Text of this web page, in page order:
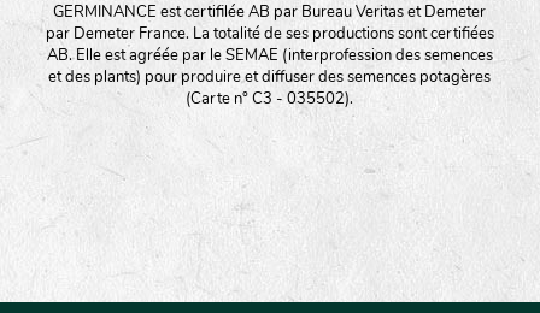
GERMINANCE est certifilée AB par Bureau Veritas et Demeter
par Demeter France. La totalité de ses productions sont certifiées
AB. Elle est agréée par le SEMAE (interprofession des semences
et des plants) pour produire et diffuser des semences potagères
(Carte n° C3 - 035502).